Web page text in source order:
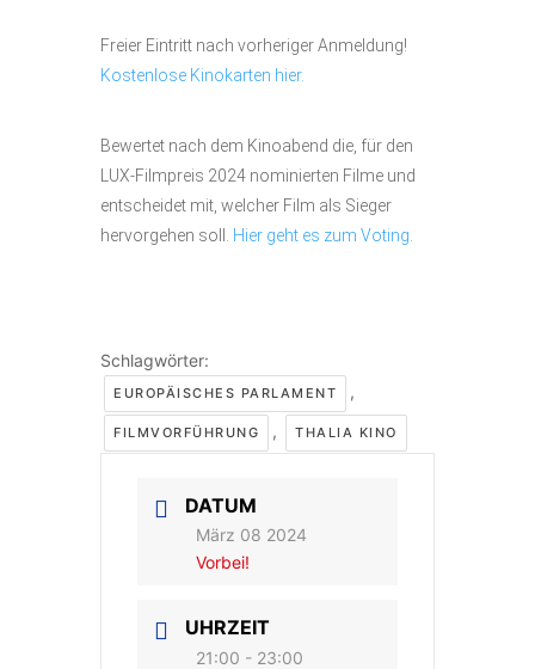
Freier Eintritt nach vorheriger Anmeldung!
Kostenlose Kinokarten hier.
Bewertet nach dem Kinoabend die, für den
LUX-Filmpreis 2024 nominierten Filme und
entscheidet mit, welcher Film als Sieger
hervorgehen soll.
Hier geht es zum Voting
Schlagwörter:
EUROPÄISCHES PARLAMENT ,
FILMVORFÜHRUNG , THALIA KINO
DATUM
März 08 2024
Vorbei!
UHRZEIT
21:00 - 23:00